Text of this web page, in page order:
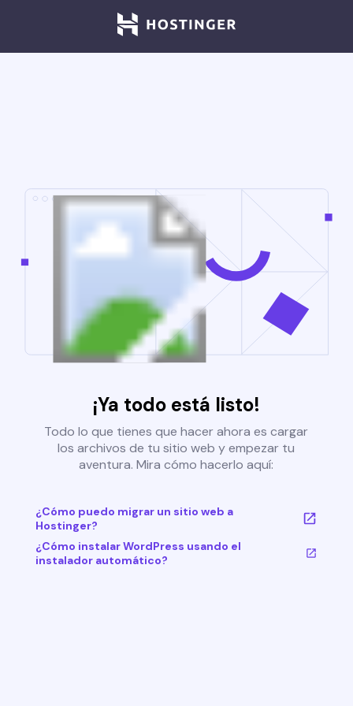
¡Ya todo está listo!
Todo lo que tienes que hacer ahora es cargar
los archivos de tu sitio web y empezar tu
aventura. Mira cómo hacerlo aquí:
¿Cómo puedo migrar un sitio web a
Hostinger?
¿Cómo instalar WordPress usando el
instalador automático?